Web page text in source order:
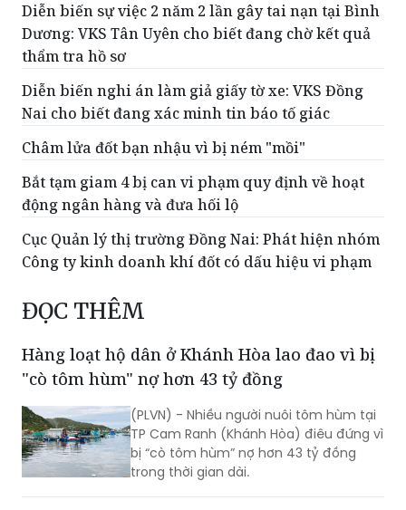
thẩm tra hồ sơ
Diễn biến nghi án làm giả giấy tờ xe: VKS Đồng
Nai cho biết đang xác minh tin báo tố giác
Châm lửa đốt bạn nhậu vì bị ném "mồi"
động ngân hàng và đưa hối lộ
Cục Quản lý thị trường Đồng Nai: Phát hiện nhóm
Công ty kinh doanh khí đốt có dấu hiệu vi phạm
ĐỌC THÊM
Hàng loạt hộ dân ở Khánh Hòa lao đao vì bị
(PLVN) - Nhiều người nuôi tôm hùm tại
TP Cam Ranh (Khánh Hòa) điêu đứng vì
bị “cò tôm hùm” nợ hơn 43 tỷ đồng
trong thời gian dài.
Bình Dương: Kết luận điều tra vụ “không